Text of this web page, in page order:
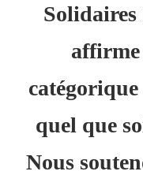
quel que
Nous